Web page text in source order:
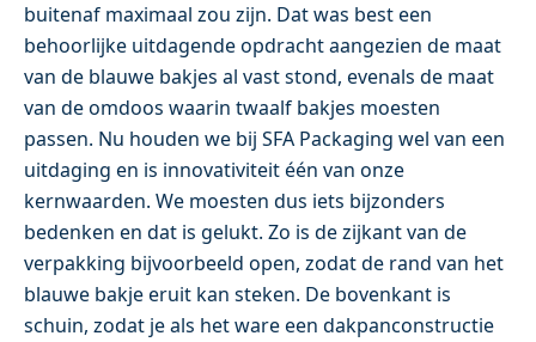
buitenaf maximaal zou zijn. Dat was best een
behoorlijke uitdagende opdracht aangezien de maat
van de blauwe bakjes al vast stond, evenals de maat
van de omdoos waarin twaalf bakjes moesten
passen. Nu houden we bij SFA Packaging wel van een
uitdaging en is innovativiteit één van onze
kernwaarden. We moesten dus iets bijzonders
bedenken en dat is gelukt. Zo is de zijkant van de
verpakking bijvoorbeeld open, zodat de rand van het
blauwe bakje eruit kan steken. De bovenkant is
schuin, zodat je als het ware een dakpanconstructie